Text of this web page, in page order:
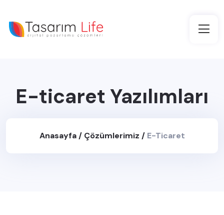
E-ticaret Yazılımları
Anasayfa / Çözümlerimiz / E-Ticaret